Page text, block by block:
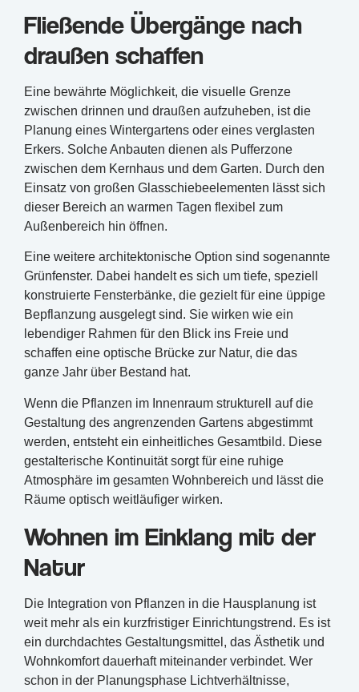
Fließende Übergänge nach
draußen schaffen
Eine bewährte Möglichkeit, die visuelle Grenze
zwischen drinnen und draußen aufzuheben, ist die
Planung eines Wintergartens oder eines verglasten
Erkers. Solche Anbauten dienen als Pufferzone
zwischen dem Kernhaus und dem Garten. Durch den
Einsatz von großen Glasschiebeelementen lässt sich
dieser Bereich an warmen Tagen flexibel zum
Außenbereich hin öffnen.
Eine weitere architektonische Option sind sogenannte
Grünfenster. Dabei handelt es sich um tiefe, speziell
konstruierte Fensterbänke, die gezielt für eine üppige
Bepflanzung ausgelegt sind. Sie wirken wie ein
lebendiger Rahmen für den Blick ins Freie und
schaffen eine optische Brücke zur Natur, die das
ganze Jahr über Bestand hat.
Wenn die Pflanzen im Innenraum strukturell auf die
Gestaltung des angrenzenden Gartens abgestimmt
werden, entsteht ein einheitliches Gesamtbild. Diese
gestalterische Kontinuität sorgt für eine ruhige
Atmosphäre im gesamten Wohnbereich und lässt die
Räume optisch weitläufiger wirken.
Wohnen im Einklang mit der
Natur
Die Integration von Pflanzen in die Hausplanung ist
weit mehr als ein kurzfristiger Einrichtungstrend. Es ist
ein durchdachtes Gestaltungsmittel, das Ästhetik und
Wohnkomfort dauerhaft miteinander verbindet. Wer
schon in der Planungsphase Lichtverhältnisse,